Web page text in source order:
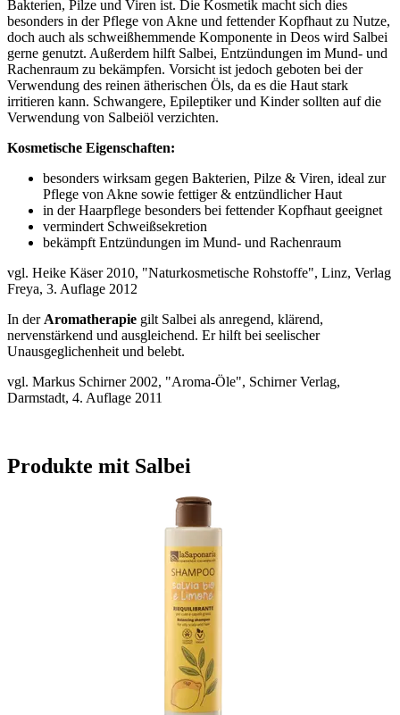
Bakterien, Pilze und Viren ist. Die Kosmetik macht sich dies
besonders in der Pflege von Akne und fettender Kopfhaut zu Nutze,
doch auch als schweißhemmende Komponente in Deos wird Salbei
gerne genutzt. Außerdem hilft Salbei, Entzündungen im Mund- und
Rachenraum zu bekämpfen. Vorsicht ist jedoch geboten bei der
Verwendung des reinen ätherischen Öls, da es die Haut stark
irritieren kann. Schwangere, Epileptiker und Kinder sollten auf die
Verwendung von Salbeiöl verzichten.
Kosmetische Eigenschaften:
besonders wirksam gegen Bakterien, Pilze & Viren, ideal zur
Pflege von Akne sowie fettiger & entzündlicher Haut
in der Haarpflege besonders bei fettender Kopfhaut geeignet
vermindert Schweißsekretion
bekämpft Entzündungen im Mund- und Rachenraum
vgl. Heike Käser 2010, "Naturkosmetische Rohstoffe", Linz, Verlag
Freya, 3. Auflage 2012
In der Aromatherapie gilt Salbei als anregend, klärend,
nervenstärkend und ausgleichend. Er hilft bei seelischer
Unausgeglichenheit und belebt.
vgl. Markus Schirner 2002, "Aroma-Öle", Schirner Verlag,
Darmstadt, 4. Auflage 2011
Produkte mit Salbei